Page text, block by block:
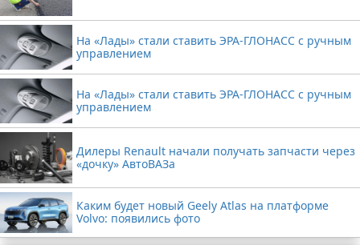
На «Лады» стали ставить ЭРА-ГЛОНАСС с ручным
управлением
На «Лады» стали ставить ЭРА-ГЛОНАСС с ручным
управлением
Дилеры Renault начали получать запчасти через
«дочку» АвтоВАЗа
Каким будет новый Geely Atlas на платформе
Volvo: появились фото